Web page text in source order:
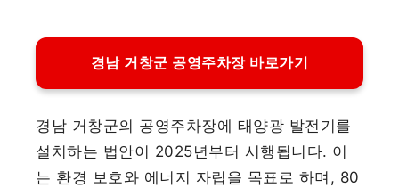
경남 거창군 공영주차장 바로가기
경남 거창군의 공영주차장에 태양광 발전기를
설치하는 법안이 2025년부터 시행됩니다. 이
는 환경 보호와 에너지 자립을 목표로 하며, 80